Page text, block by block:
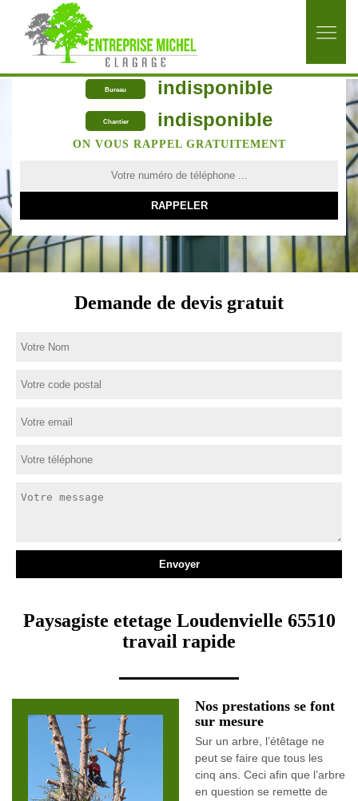
Bureau indisponible
Chantier indisponible
ON VOUS RAPPEL GRATUITEMENT
Demande de devis gratuit
Paysagiste etetage Loudenvielle 65510
travail rapide
Nos prestations se font
sur mesure
Sur un arbre, l’étêtage ne
peut se faire que tous les
cinq ans. Ceci afin que l’arbre
en question se remette de